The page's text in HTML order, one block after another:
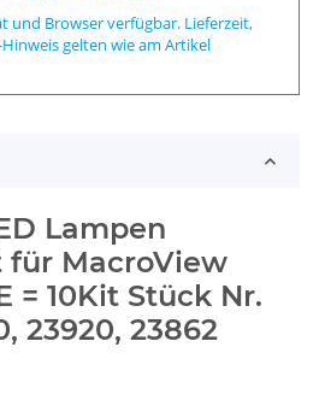
und Browser verfügbar. Lieferzeit,
gelten wie am Artikel
Lampen
für MacroView
= 10Kit Stück Nr.
23920, 23862